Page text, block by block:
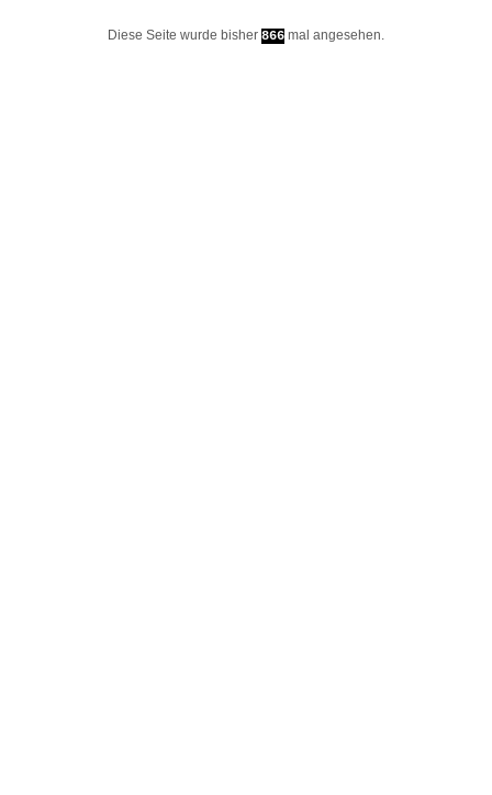
Diese Seite wurde bisher 866 mal angesehen.